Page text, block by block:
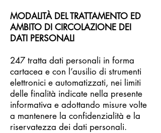
MODALITÀ DEL TRATTAMENTO ED
AMBITO DI CIRCOLAZIONE DEI
DATI PERSONALI
247 tratta dati personali in forma
cartacea e con l’ausilio di strumenti
elettronici e automatizzati, nei limiti
delle finalità indicate nella presente
informativa e adottando misure volte
a mantenere la confidenzialità e la
riservatezza dei dati personali.